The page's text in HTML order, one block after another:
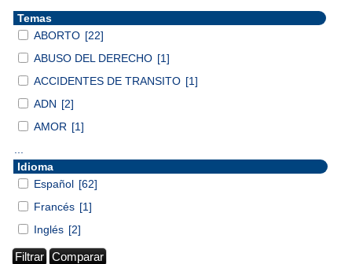
Temas
ABORTO [22]
ABUSO DEL DERECHO [1]
ACCIDENTES DE TRANSITO [1]
ADN [2]
AMOR [1]
Idioma
Español [62]
Francés [1]
Inglés [2]